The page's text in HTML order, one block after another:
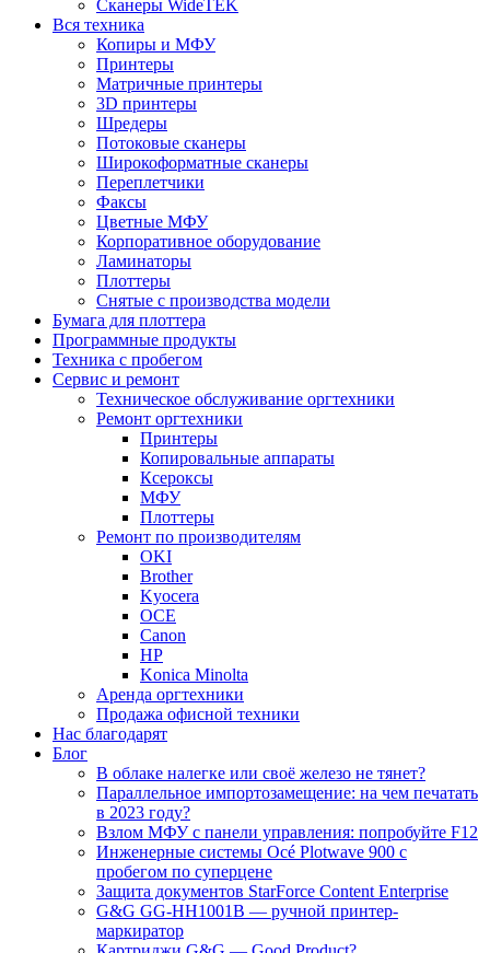
Сканеры WideTEK
Вся техника
Копиры и МФУ
Принтеры
Матричные принтеры
3D принтеры
Шредеры
Потоковые сканеры
Широкоформатные сканеры
Переплетчики
Факсы
Цветные МФУ
Корпоративное оборудование
Ламинаторы
Плоттеры
Снятые с производства модели
Бумага для плоттера
Программные продукты
Техника с пробегом
Сервис и ремонт
Техническое обслуживание оргтехники
Ремонт оргтехники
Принтеры
Копировальные аппараты
Ксероксы
МФУ
Плоттеры
Ремонт по производителям
OKI
Brother
Kyocera
OCE
Canon
HP
Konica Minolta
Аренда оргтехники
Продажа офисной техники
Нас благодарят
Блог
В облаке налегке или своё железо не тянет?
Параллельное импортозамещение: на чем печатать
в 2023 году?
Взлом МФУ с панели управления: попробуйте F12
Инженерные системы Océ Plotwave 900 с
пробегом по суперцене
Защита документов StarForce Content Enterprise
G&G GG-HH1001B — ручной принтер-
маркиратор